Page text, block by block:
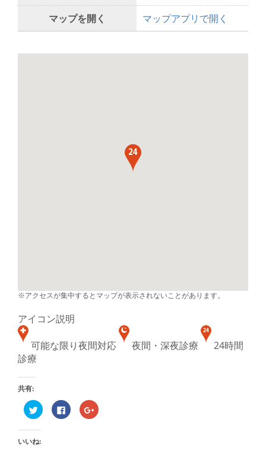
マップを開く
マップアプリで開く
※アクセスが集中するとマップが表示されないことがあります。
アイコン説明
可能な限り夜間対応 夜間・深夜診療
24時間
診療
共有:
ク
リ
ク
て
Facebook
で
ク
リ
いいね: